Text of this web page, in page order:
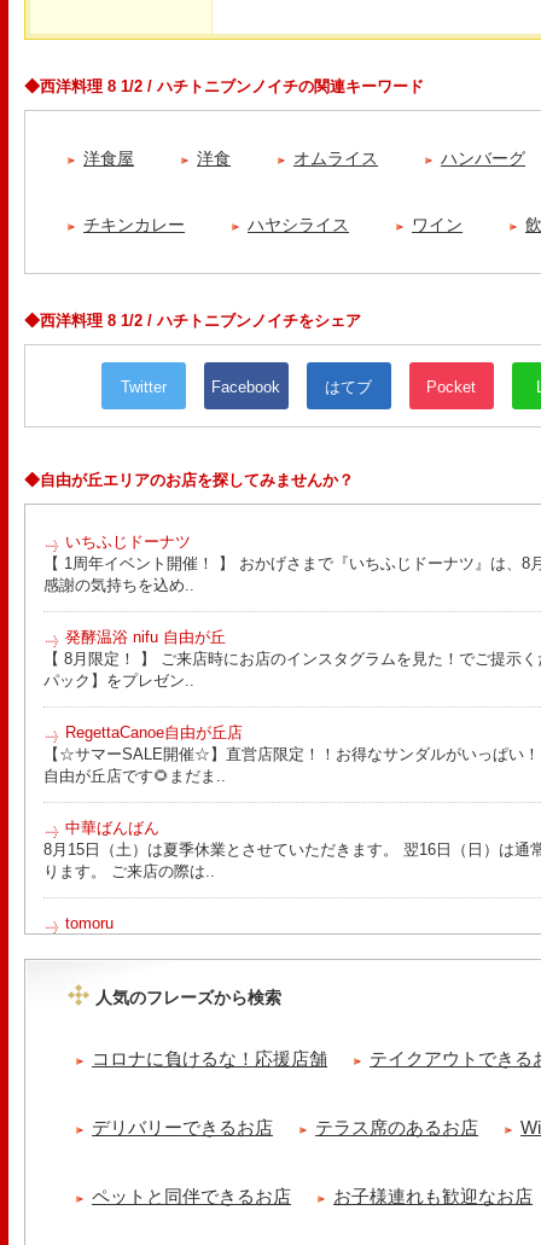
◆西洋料理 8 1/2 / ハチトニブンノイチの関連キーワード
洋食屋 洋食 オムライス ハンバーグ
チキンカレー ハヤシライス ワイン
◆西洋料理 8 1/2 / ハチトニブンノイチをシェア
Twitter Facebook はてブ Pocket
◆自由が丘エリアのお店を探してみませんか？
いちふじドーナツ
【 1周年イベント開催！ 】 おかげさまで『いちふじドーナツ』は、8
感謝の気持ちを込め..
発酵温浴 nifu 自由が丘
【 8月限定！ 】 ご来店時にお店のインスタグラムを見た！でご提示
パック】をプレゼン..
RegettaCanoe自由が丘店
【☆サマーSALE開催☆】直営店限定！！お得なサンダルがいっぱい
自由が丘店です🌻まだま..
中華ばんばん
8月15日（土）は夏季休業とさせていただきます。 翌16日（日）は通
ります。 ご来店の際は..
tomoru
煮込みました ニースの郷..
【 よもぎ蒸しやリラクゼーション専門の顧問契約 】 冷え性改善協会
人気のフレーズから検索
コロナに負けるな！応援店舗 テイクアウトできる
デリバリーできるお店 テラス席のあるお店
ペットと同伴できるお店 お子様連れも歓迎なお店